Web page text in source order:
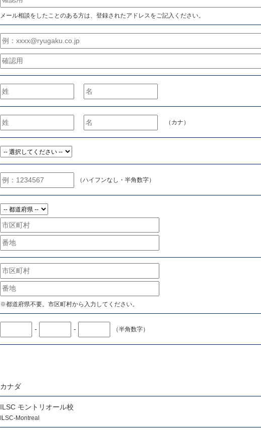
メール相談をしたことのある方は、登録されたアドレスをご記入ください。
（カナ）
（ハイフンなし・半角数字）
※都道府県不要。市区町村から入力してください。
- - （半角数字）
カナダ
ILSC モントリオール校
ILSC-Montreal